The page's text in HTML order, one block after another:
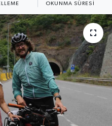
OKUNMA SÜRESI